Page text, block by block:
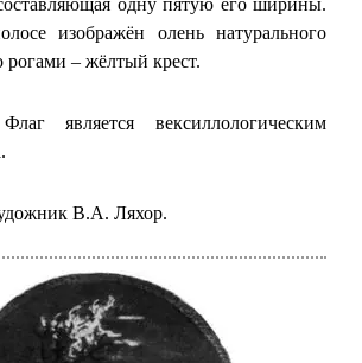
изображён олень натурального
рогами – жёлтый крест.
является вексиллологическим
В.А. Ляхор.